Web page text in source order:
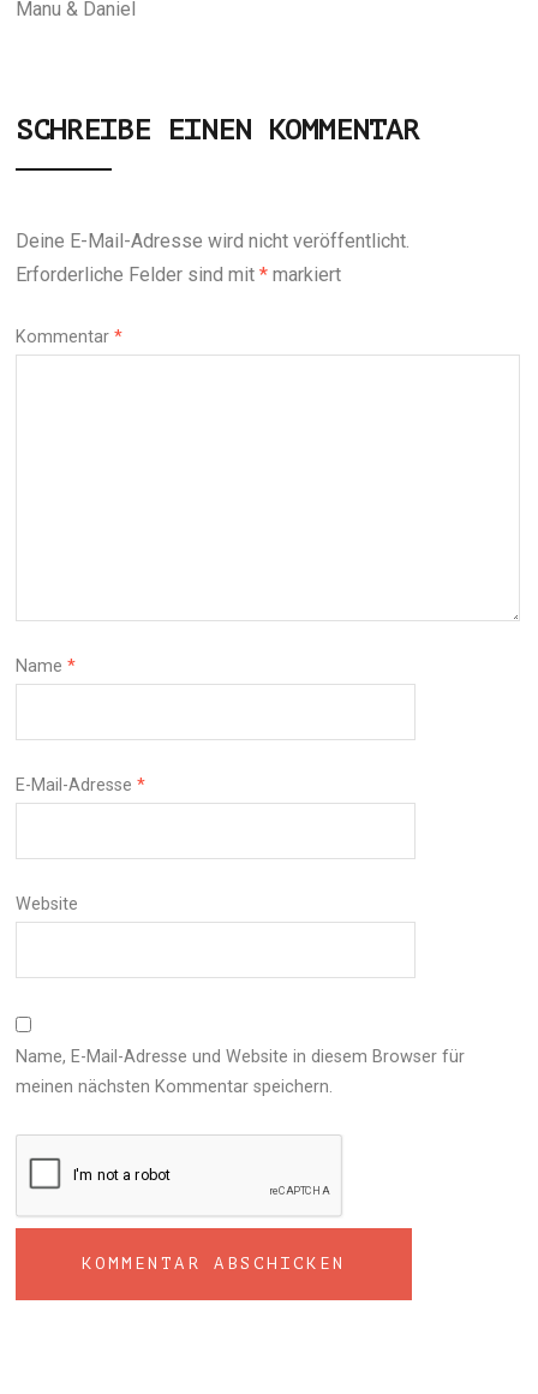
Manu & Daniel
SCHREIBE EINEN KOMMENTAR
Deine E-Mail-Adresse wird nicht veröffentlicht.
Erforderliche Felder sind mit* markiert
Kommentar*
Name*
E-Mail-Adresse*
Website
Name, E-Mail-Adresse und Website in diesem Browser für
meinen nächsten Kommentar speichern.